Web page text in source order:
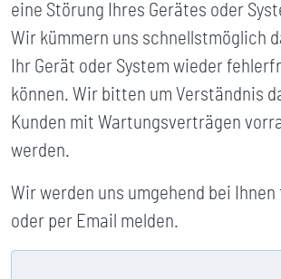
eine Störung Ihres Gerätes oder
Wir kümmern uns schnellstmöglich
Ihr Gerät oder System wieder
können. Wir bitten um Verständnis
Kunden mit Wartungsverträgen
werden.
Wir werden uns umgehend bei
oder per Email melden.